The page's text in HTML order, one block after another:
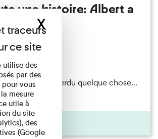
une histoire: Albert a
chapeau!
15/08/2026
Kahn a perdu quelque chose...
d’une ...
utilise des
par des
pour vous
mesure
utile à
du site
des
(Google
XMasquer le